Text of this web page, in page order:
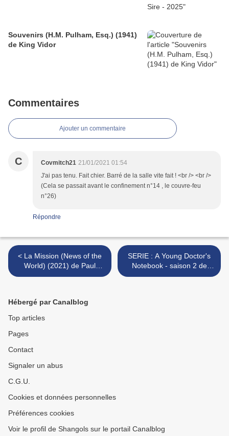
Souvenirs (H.M. Pulham, Esq.) (1941)
de King Vidor
Commentaires
Ajouter un commentaire
C Covmitch21 21/01/2021 01:54
J'ai pas tenu. Fait chier. Barré de la salle vite fait ! <br /> <br />
(Cela se passait avant le confinement n°14 , le couvre-feu
n°26)
Répondre
< La Mission (News of the
World) (2021) de Paul
Greengrass
SERIE : A Young Doctor's
Notebook - saison 2 de
Robert McKillop - 2013 >
Hébergé par Canalblog
Top articles
Pages
Contact
Signaler un abus
C.G.U.
Cookies et données personnelles
Préférences cookies
Voir le profil de Shangols sur le portail Canalblog